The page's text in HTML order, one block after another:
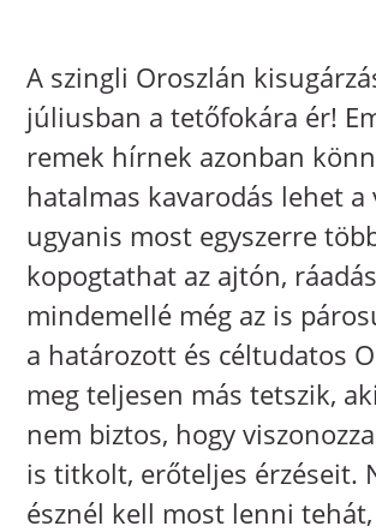
A szingli Oroszlán
júliusban a tetőfokára ér!
remek hírnek azonban
hatalmas kavarodás lehet a
ugyanis most egyszerre
kopogtathat az ajtón,
mindemellé még az is
a határozott és céltudatos
meg teljesen más tetszik,
nem biztos, hogy
is titkolt, erőteljes érzéseit.
észnél kell most lenni